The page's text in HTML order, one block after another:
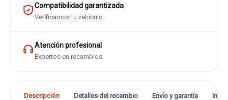
Compatibilidad garantizada
Verificamos tu vehículo
Atención profesional
Expertos en recambios
Descripción Detalles del recambio Envío y garantía